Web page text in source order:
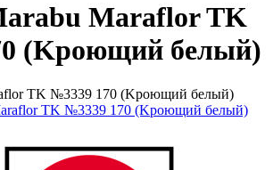
Maraflor TK
(Kроющий белый)
TK №3339 170 (Kроющий белый)